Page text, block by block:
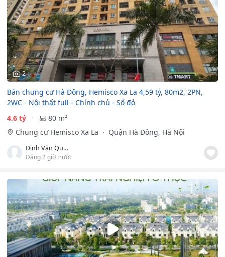
2
Bán chung cư Hà Đông, Hemisco Xa La 4,59 tỷ, 80m2, 2PN,
2WC - Nội thất full - Chính chủ - Sổ đỏ
4.6 tỷ
80 m²
Chung cư Hemisco Xa La
Quận Hà Đông, Hà Nội
Đinh Văn Quang
Đăng 2 giờ trước